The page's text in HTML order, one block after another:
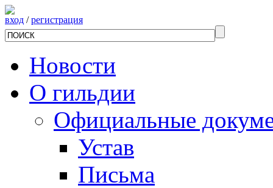
вход /регистрация
Новости
О гильдии
Официальные
Устав
Письма